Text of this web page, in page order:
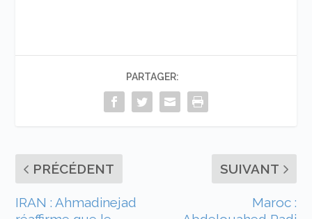
PARTAGER:
PRÉCÉDENT
IRAN : Ahmadinejad
SUIVANT
Maroc :